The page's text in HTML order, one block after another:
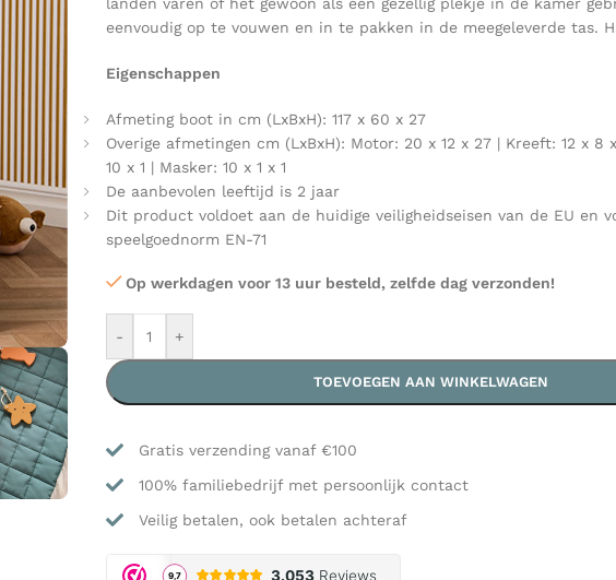
eenvoudig op te vouwen en in te pakken in de meegeleverde tas.
Eigenschappen
Afmeting boot in cm (LxBxH): 117 x 60 x 27
Overige afmetingen cm (LxBxH): Motor: 20 x 12 x 27 | Kreeft: 12 x 8
10 x 1 | Masker: 10 x 1 x 1
De aanbevolen leeftijd is 2 jaar
Dit product voldoet aan de huidige veiligheidseisen van de EU en
speelgoednorm EN-71
Op werkdagen voor 13 uur besteld, zelfde dag verzonden!
- +
TOEVOEGEN AAN WINKELWAGEN
Gratis verzending vanaf €100
100% familiebedrijf met persoonlijk contact
Veilig betalen, ook betalen achteraf